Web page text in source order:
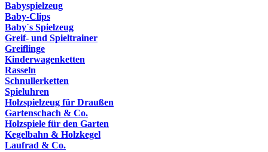
Babyspielzeug
Baby-Clips
Baby´s Spielzeug
Greif- und Spieltrainer
Greiflinge
Kinderwagenketten
Rasseln
Schnullerketten
Spieluhren
Holzspielzeug für Draußen
Gartenschach & Co.
Holzspiele für den Garten
Kegelbahn & Holzkegel
Laufrad & Co.